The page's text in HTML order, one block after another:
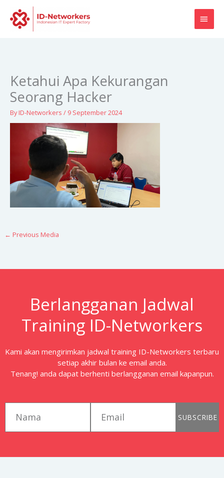
content
Ketahui Apa Kekurangan
Seorang Hacker
ByID-Networkers / 9 September 2024
← Previous Media
Berlangganan Jadwal
Training ID-Networkers
Kami akan mengirimkan jadwal training ID-Networkers terbaru
setiap akhir bulan ke email anda.
Tenang! anda dapat berhenti berlangganan email kapanpun.
SUBSCRIBE